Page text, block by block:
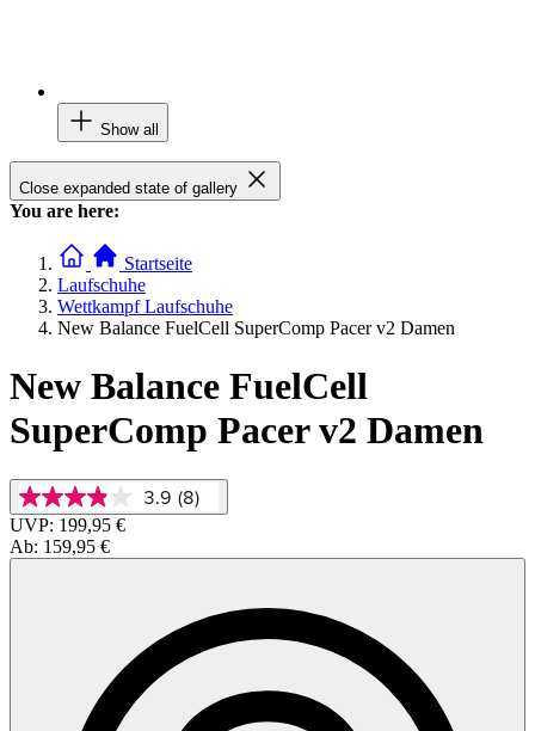
Show all
Close expanded state of gallery
You are here:
Startseite
Laufschuhe
Wettkampf Laufschuhe
New Balance FuelCell SuperComp Pacer v2 Damen
New Balance FuelCell
SuperComp Pacer v2 Damen
3.9
von
5
Sternen,
3.9 (8)
UVP: 199,95 €
Ab: 159,95 €